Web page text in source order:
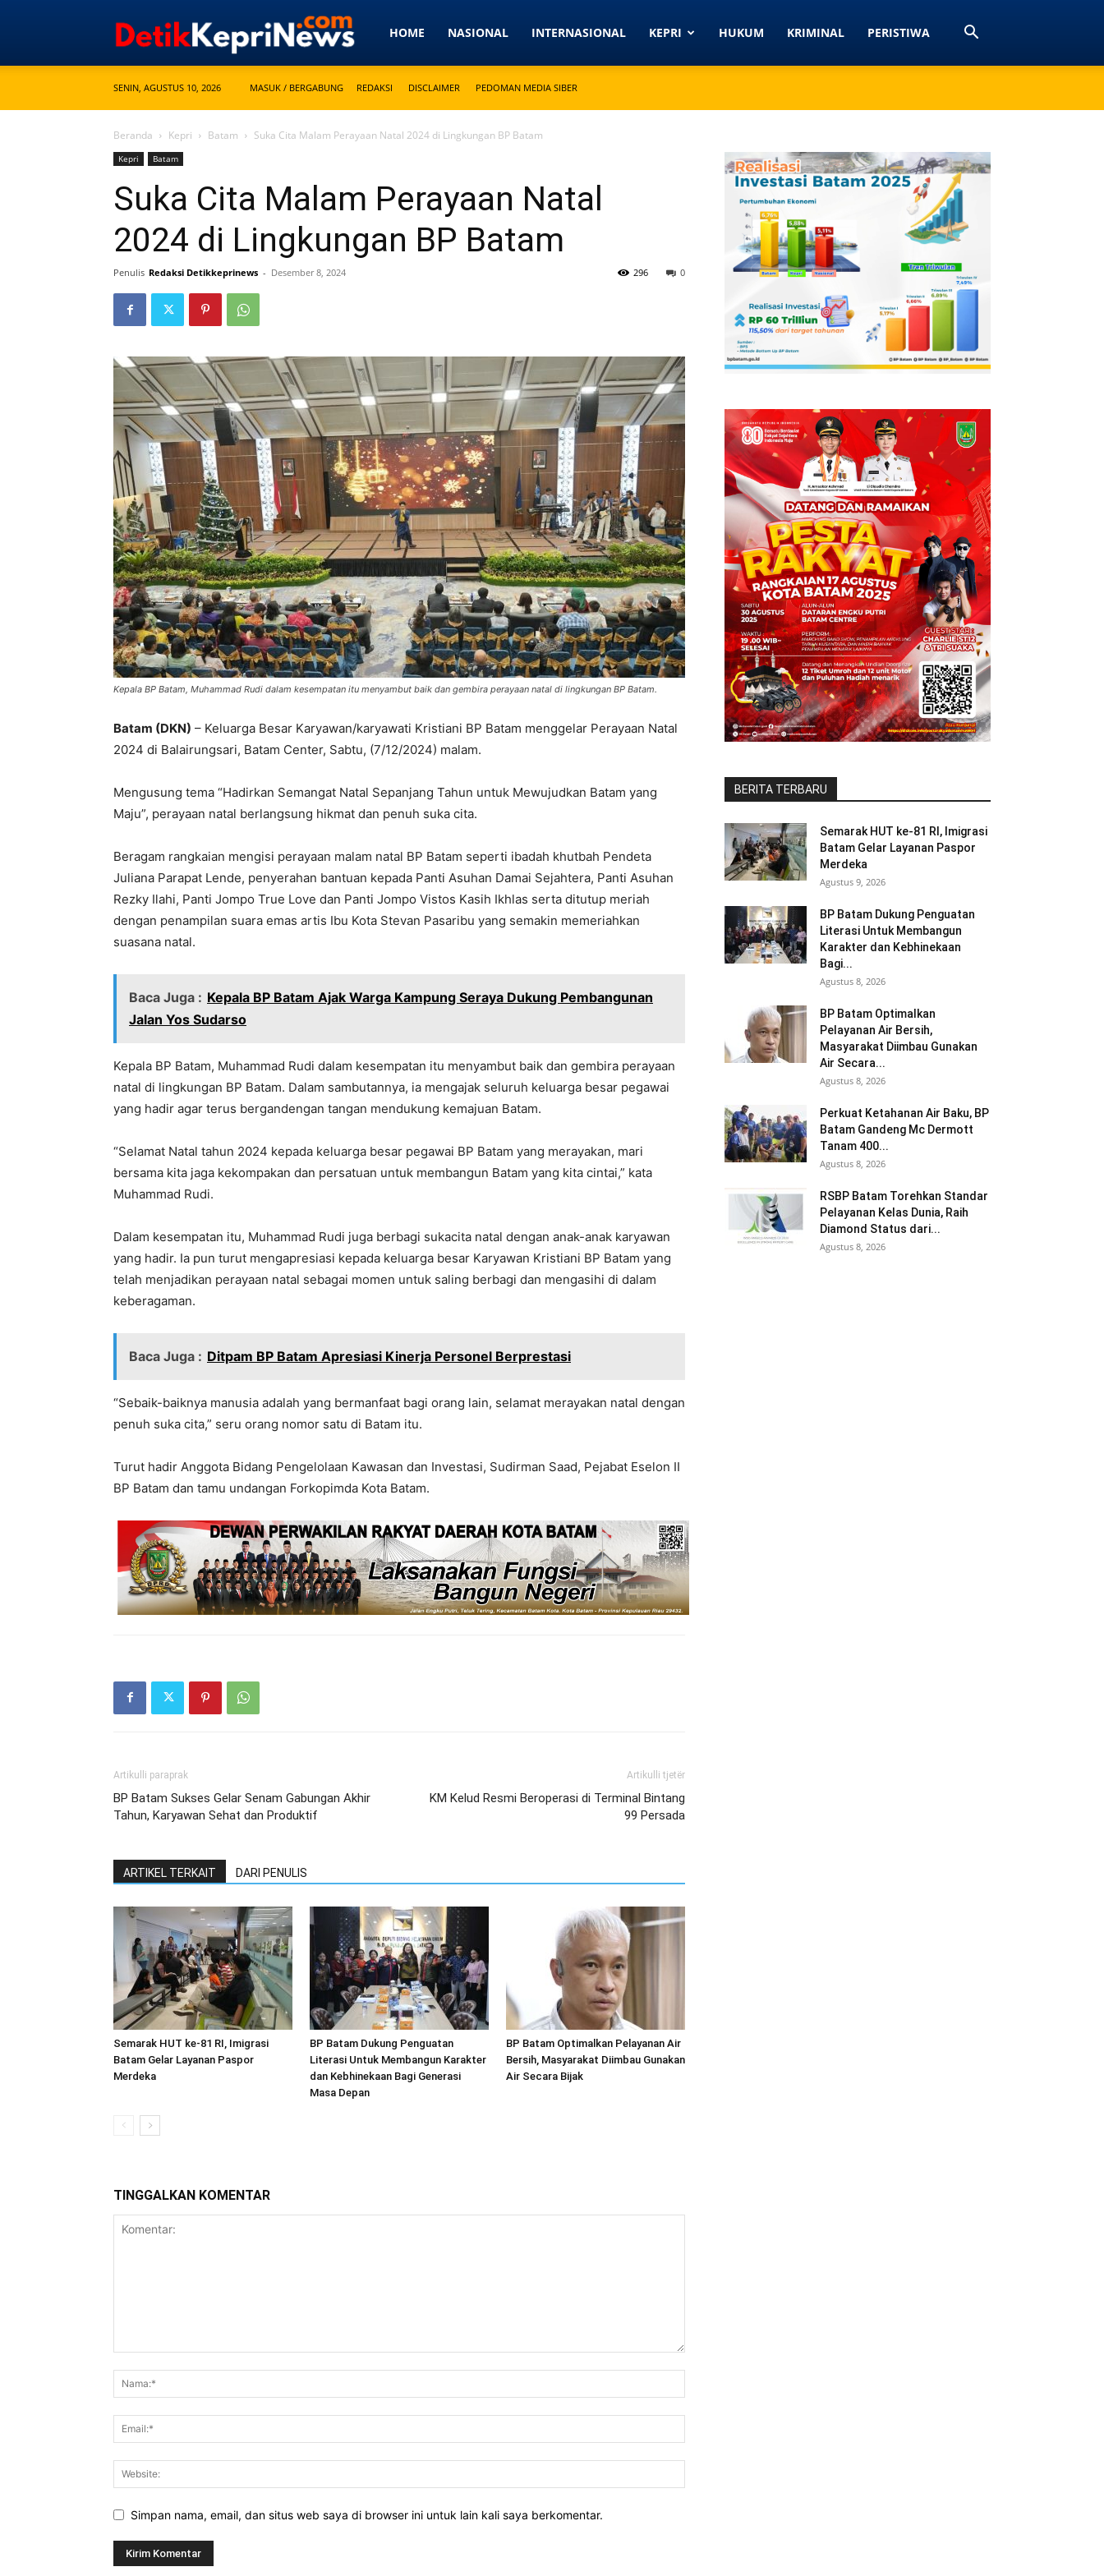
Detikkeprinews.com
HOME NASIONAL INTERNASIONAL KEPRI HUKUM KRIMINAL PERISTIWA
SENIN, AGUSTUS 10, 2026 MASUK / BERGABUNG REDAKSI DISCLAIMER PEDOMAN MEDIA SIBER
Beranda Kepri Batam Suka Cita Malam Perayaan Natal 2024 di Lingkungan BP Batam
Kepri Batam
Suka Cita Malam Perayaan Natal
2024 di Lingkungan BP Batam
Penulis Redaksi Detikkeprinews - Desember 8, 2024 0
296
Kepala BP Batam, Muhammad Rudi dalam kesempatan itu menyambut baik dan gembira perayaan natal di lingkungan BP Batam.
Batam (DKN) – Keluarga Besar Karyawan/karyawati Kristiani BP Batam menggelar Perayaan Natal
2024 di Balairungsari, Batam Center, Sabtu, (7/12/2024) malam.
Mengusung tema “Hadirkan Semangat Natal Sepanjang Tahun untuk Mewujudkan Batam yang
Maju”, perayaan natal berlangsung hikmat dan penuh suka cita.
Beragam rangkaian mengisi perayaan malam natal BP Batam seperti ibadah khutbah Pendeta
Juliana Parapat Lende, penyerahan bantuan kepada Panti Asuhan Damai Sejahtera, Panti Asuhan
Rezky Ilahi, Panti Jompo True Love dan Panti Jompo Vistos Kasih Ikhlas serta ditutup meriah
dengan penampilan suara emas artis Ibu Kota Stevan Pasaribu yang semakin memeriahkan
suasana natal.
Baca Juga : Kepala BP Batam Ajak Warga Kampung Seraya Dukung Pembangunan
Jalan Yos Sudarso
Kepala BP Batam, Muhammad Rudi dalam kesempatan itu menyambut baik dan gembira perayaan
natal di lingkungan BP Batam. Dalam sambutannya, ia mengajak seluruh keluarga besar pegawai
yang hadir agar terus bergandengan tangan mendukung kemajuan Batam.
“Selamat Natal tahun 2024 kepada keluarga besar pegawai BP Batam yang merayakan, mari
bersama kita jaga kekompakan dan persatuan untuk membangun Batam yang kita cintai,” kata
Muhammad Rudi.
Dalam kesempatan itu, Muhammad Rudi juga berbagi sukacita natal dengan anak-anak karyawan
yang hadir. Ia pun turut mengapresiasi kepada keluarga besar Karyawan Kristiani BP Batam yang
telah menjadikan perayaan natal sebagai momen untuk saling berbagi dan mengasihi di dalam
keberagaman.
Baca Juga : Ditpam BP Batam Apresiasi Kinerja Personel Berprestasi
“Sebaik-baiknya manusia adalah yang bermanfaat bagi orang lain, selamat merayakan natal dengan
penuh suka cita,” seru orang nomor satu di Batam itu.
Turut hadir Anggota Bidang Pengelolaan Kawasan dan Investasi, Sudirman Saad, Pejabat Eselon II
BP Batam dan tamu undangan Forkopimda Kota Batam.
Artikulli paraprak
BP Batam Sukses Gelar Senam Gabungan Akhir
Tahun, Karyawan Sehat dan Produktif
Artikulli tjetër
KM Kelud Resmi Beroperasi di Terminal Bintang
99 Persada
ARTIKEL TERKAIT DARI PENULIS
Semarak HUT ke-81 RI, Imigrasi
Batam Gelar Layanan Paspor
Merdeka
BP Batam Dukung Penguatan
Literasi Untuk Membangun Karakter
dan Kebhinekaan Bagi Generasi
Masa Depan
BP Batam Optimalkan Pelayanan Air
Bersih, Masyarakat Diimbau Gunakan
Air Secara Bijak
TINGGALKAN KOMENTAR
Simpan nama, email, dan situs web saya di browser ini untuk lain kali saya berkomentar.
BERITA TERBARU
Semarak HUT ke-81 RI, Imigrasi
Batam Gelar Layanan Paspor
Merdeka
Agustus 9, 2026
BP Batam Dukung Penguatan
Literasi Untuk Membangun
Karakter dan Kebhinekaan
Bagi...
Agustus 8, 2026
BP Batam Optimalkan
Pelayanan Air Bersih,
Masyarakat Diimbau Gunakan
Air Secara...
Agustus 8, 2026
Perkuat Ketahanan Air Baku, BP
Batam Gandeng Mc Dermott
Tanam 400...
Agustus 8, 2026
RSBP Batam Torehkan Standar
Pelayanan Kelas Dunia, Raih
Diamond Status dari...
Agustus 8, 2026